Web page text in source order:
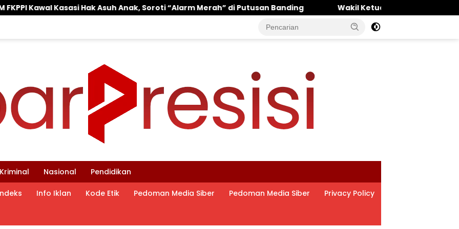
Asuh Anak, Soroti “Alarm Merah” di Putusan Banding ‎Wakil Ketua DPRD Pasuruan Muhammad Zaini: Politisi
Kriminal Nasional Pendidikan
Info Iklan Kode Etik Pedoman Media Siber Pedoman Media Siber Privacy Policy